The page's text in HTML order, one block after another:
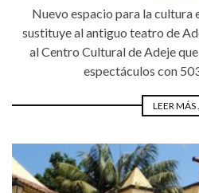
Nuevo espacio para la cultura
sustituye al antiguo teatro de
al Centro Cultural de Adeje
espectáculos con
LEER MÁS ...